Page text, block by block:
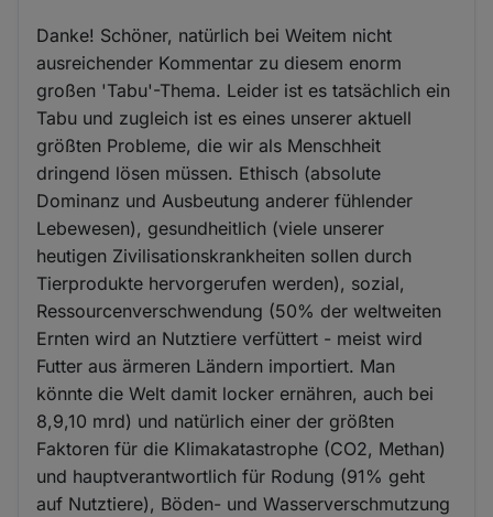
Danke! Schöner, natürlich bei Weitem nicht
ausreichender Kommentar zu diesem enorm
großen 'Tabu'-Thema. Leider ist es tatsächlich ein
Tabu und zugleich ist es eines unserer aktuell
größten Probleme, die wir als Menschheit
dringend lösen müssen. Ethisch (absolute
Dominanz und Ausbeutung anderer fühlender
Lebewesen), gesundheitlich (viele unserer
heutigen Zivilisationskrankheiten sollen durch
Tierprodukte hervorgerufen werden), sozial,
Ressourcenverschwendung (50% der weltweiten
Ernten wird an Nutztiere verfüttert - meist wird
Futter aus ärmeren Ländern importiert. Man
könnte die Welt damit locker ernähren, auch bei
8,9,10 mrd) und natürlich einer der größten
Faktoren für die Klimakatastrophe (CO2, Methan)
und hauptverantwortlich für Rodung (91% geht
auf Nutztiere), Böden- und Wasserverschmutzung